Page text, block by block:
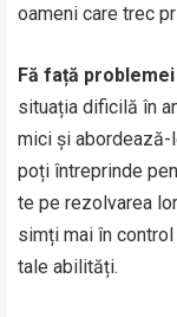
oameni care trec
Fă față
situația dificilă în
mici și abordează-
poți întreprinde
te pe rezolvarea
simți mai în
tale abilități.